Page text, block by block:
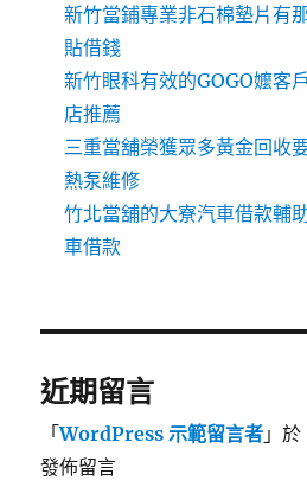
新竹當鋪專業非石棉墊片有
貼借錢
新竹眼科有效的GOGO嬤客
店推薦
三重當舖榮獲眾多黃金回收
熱泵維修
竹北當舖的大寮汽車借款輔
車借款
近期留言
「WordPress 示範留言者 」
發佈留言